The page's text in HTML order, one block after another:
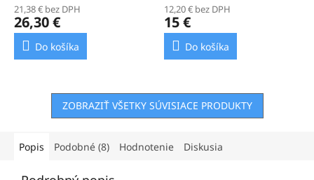
produktu
je
4,0
21,38 € bez DPH
26,30 €
Do košíka
produktu
je
4,0
12,20 € bez DPH
15 €
Do košíka
ZOBRAZIŤ VŠETKY SÚVISIACE PRODUKTY
Popis Podobné (8) Hodnotenie Diskusia